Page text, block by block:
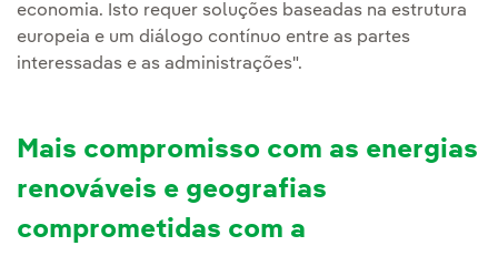
economia. Isto requer soluções baseadas na estrutura
europeia e um diálogo contínuo entre as partes
interessadas e as administrações".
Mais compromisso com as energias
renováveis e geografias
comprometidas com a